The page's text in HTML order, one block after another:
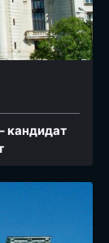
кандидат